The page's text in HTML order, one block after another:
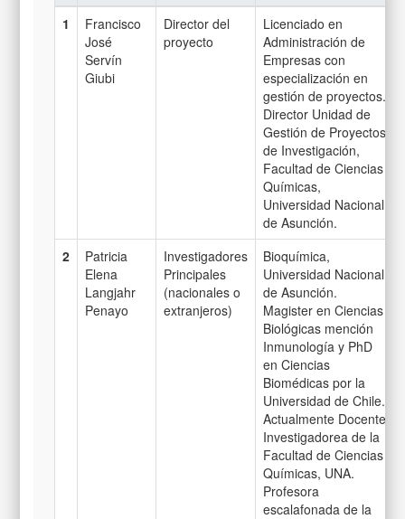
1
Francisco
José
Servín
Giubi
Director del
proyecto
Licenciado en
Administración de
Empresas con
especialización en
gestión de proyectos.
Director Unidad de
Gestión de Proyectos
de Investigación,
Facultad de Ciencias
Químicas,
Universidad Nacional
de Asunción.
2
Patricia
Elena
Langjahr
Penayo
Investigadores
Principales
(nacionales o
extranjeros)
Bioquímica,
Universidad Nacional
de Asunción.
Magister en Ciencias
Biológicas mención
Inmunología y PhD
en Ciencias
Biomédicas por la
Universidad de Chile.
Actualmente Docente
Investigadorea de la
Facultad de Ciencias
Químicas, UNA.
Profesora
escalafonada de la